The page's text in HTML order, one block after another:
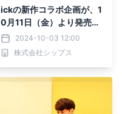
ickの新作コラボ企画が、1
0月11日（金）より発売開
始
2024-10-03 12:00
株式会社シップス